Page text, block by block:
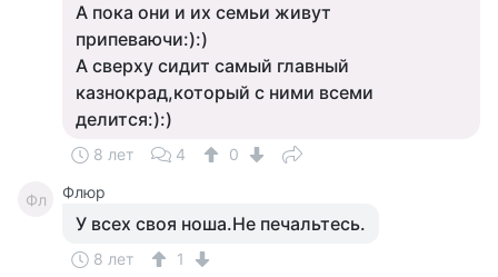
А пока они и их семьи живут
припеваючи:):)
А сверху сидит самый главный
казнокрад,который с ними всеми
делится:):)
8 лет 4 0
Фл Флюр
У всех своя ноша.Не печальтесь.
8 лет
1